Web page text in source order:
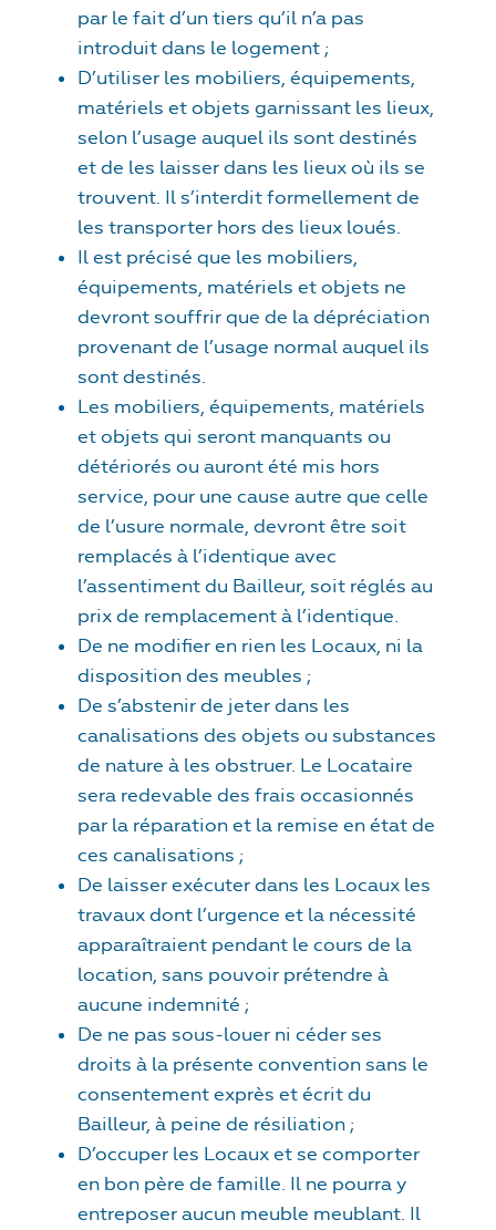
par le fait d’un tiers qu’il n’a pas
introduit dans le logement ;
D’utiliser les mobiliers, équipements,
matériels et objets garnissant les lieux,
selon l’usage auquel ils sont destinés
et de les laisser dans les lieux où ils se
trouvent. Il s’interdit formellement de
les transporter hors des lieux loués.
Il est précisé que les mobiliers,
équipements, matériels et objets ne
devront souffrir que de la dépréciation
provenant de l’usage normal auquel ils
sont destinés.
Les mobiliers, équipements, matériels
et objets qui seront manquants ou
détériorés ou auront été mis hors
service, pour une cause autre que celle
de l’usure normale, devront être soit
remplacés à l’identique avec
l’assentiment du Bailleur, soit réglés au
prix de remplacement à l’identique.
De ne modifier en rien les Locaux, ni la
disposition des meubles ;
De s’abstenir de jeter dans les
canalisations des objets ou substances
de nature à les obstruer. Le Locataire
sera redevable des frais occasionnés
par la réparation et la remise en état de
ces canalisations ;
De laisser exécuter dans les Locaux les
travaux dont l’urgence et la nécessité
apparaîtraient pendant le cours de la
location, sans pouvoir prétendre à
aucune indemnité ;
De ne pas sous-louer ni céder ses
droits à la présente convention sans le
consentement exprès et écrit du
Bailleur, à peine de résiliation ;
D’occuper les Locaux et se comporter
en bon père de famille. Il ne pourra y
entreposer aucun meuble meublant. Il